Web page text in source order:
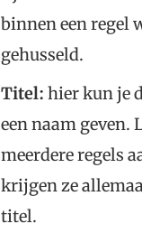
binnen een regel
gehusseld.
Titel: hier kun je
een naam geven.
meerdere regels
krijgen ze
titel.